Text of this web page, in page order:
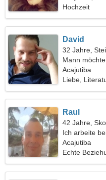
Hochzeit
David
32 Jahre,
Mann
Acajutiba
Liebe,
Raul
42 Jahre,
Ich arbeite
verspielte Frau
Acajutiba
Echte